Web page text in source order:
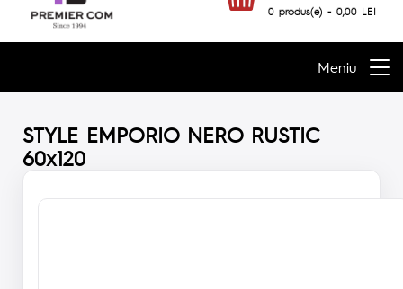
0 produs(e) - 0,00 LEI
Meniu
STYLE EMPORIO NERO RUSTIC
60x120